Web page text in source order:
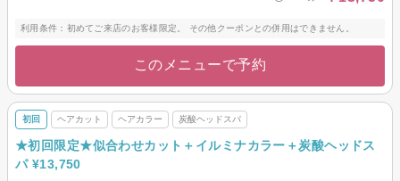
利用条件：初めてご来店のお客様限定。 その他クーポンとの併用はできません。
このメニューで予約
初回 ヘアカット ヘアカラー 炭酸ヘッドスパ
★初回限定★似合わせカット＋イルミナカラー＋炭酸ヘッドス
パ ¥13,750